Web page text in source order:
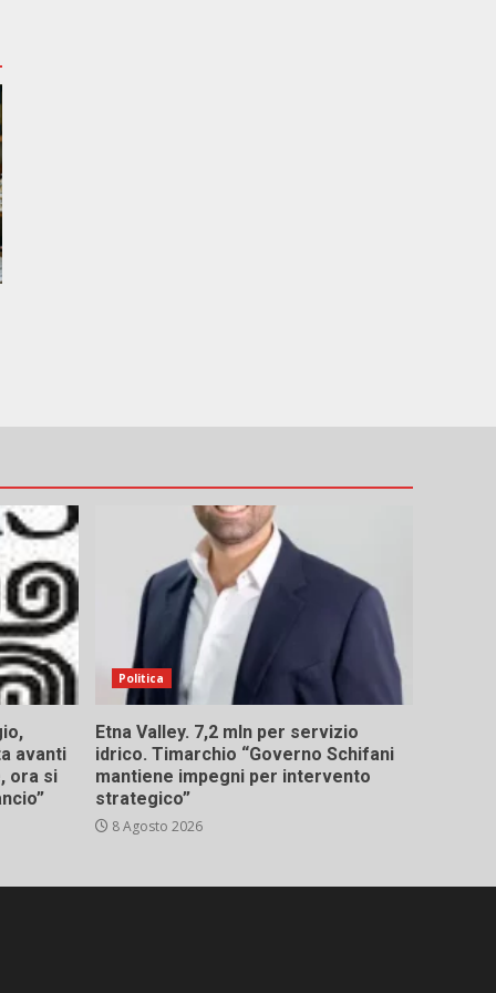
avanti
ora si
Politica
Etna Valley. 7,2 mln per servizio
idrico. Timarchio “Governo Schifani
mantiene impegni per intervento
strategico”
8 Agosto 2026